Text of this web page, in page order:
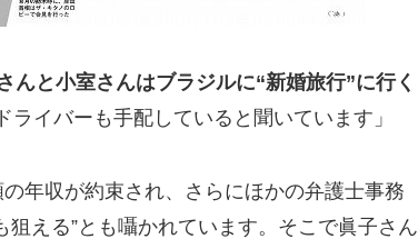
んと小室さんはブラジルに“新婚旅行”に行く
イバーも手配していると聞いています」
年収が約束され、さらにほかの弁護士事務
える”とも囁かれています。そこで眞子さん